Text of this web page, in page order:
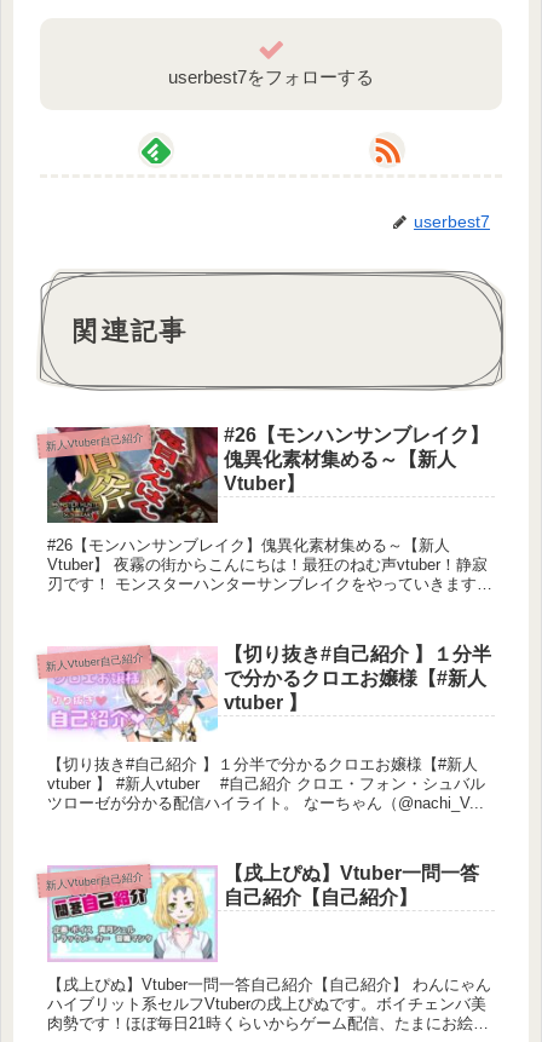
Pixivで自作小説、boothでCocシナリオを頒布してま
◍https://www.pixiv.net/users/41935122
Skeb開設しました。声のお仕事お待ちしておりま
す！
◍Skeb https://skeb.jp/@Fuuro_Virtual
Live2Dモデル
◍https://twitter.com/84Hachipen
3Dモデル
◍https://twitter.com/sai_408v_v
BGM:フリーBGM・音楽素材MusMus
userbest7をフォローする
userbest7
関連記事
新人Vtuber自己紹介
#26【モンハンサンブレイク】
傀異化素材集める～【新人
Vtuber】
#26【モンハンサンブレイク】傀異化素材集める～【新人
Vtuber】 夜霧の街からこんにちは！最狂のねむ声vtuber！静寂
刃です！ モンスターハンターサンブレイクをやっていきます！
新人Vtuber自己紹介
【切り抜き#自己紹介 】１分半
で分かるクロエお嬢様【#新人
vtuber 】
【切り抜き#自己紹介 】１分半で分かるクロエお嬢様【#新人
vtuber 】 #新人vtuber #自己紹介 クロエ・フォン・シュバル
ツローゼが分かる配信ハイライト。 なーちゃん（@nachi_V...
新人Vtuber自己紹介
【戌上ぴぬ】Vtuber一問一答
自己紹介【自己紹介】
【戌上ぴぬ】Vtuber一問一答自己紹介【自己紹介】 わんにゃん
ハイブリット系セルフVtuberの戌上ぴぬです。ボイチェンバ美
肉勢です！ほぼ毎日21時くらいからゲーム配信、たまにお絵描